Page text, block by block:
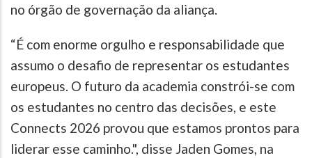
no órgão de governação da aliança.
“É com enorme orgulho e responsabilidade que
assumo o desafio de representar os estudantes
europeus. O futuro da academia constrói-se com
os estudantes no centro das decisões, e este
Connects 2026 provou que estamos prontos para
liderar esse caminho.", disse Jaden Gomes, na